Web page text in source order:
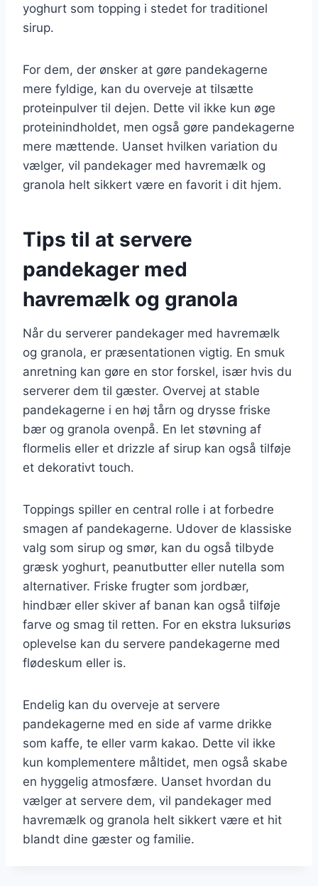
yoghurt som topping i stedet for traditionel
sirup.
For dem, der ønsker at gøre pandekagerne
mere fyldige, kan du overveje at tilsætte
proteinpulver til dejen. Dette vil ikke kun øge
proteinindholdet, men også gøre pandekagerne
mere mættende. Uanset hvilken variation du
vælger, vil pandekager med havremælk og
granola helt sikkert være en favorit i dit hjem.
Tips til at servere
pandekager med
havremælk og granola
Når du serverer pandekager med havremælk
og granola, er præsentationen vigtig. En smuk
anretning kan gøre en stor forskel, især hvis du
serverer dem til gæster. Overvej at stable
pandekagerne i en høj tårn og drysse friske
bær og granola ovenpå. En let støvning af
flormelis eller et drizzle af sirup kan også tilføje
et dekorativt touch.
Toppings spiller en central rolle i at forbedre
smagen af pandekagerne. Udover de klassiske
valg som sirup og smør, kan du også tilbyde
græsk yoghurt, peanutbutter eller nutella som
alternativer. Friske frugter som jordbær,
hindbær eller skiver af banan kan også tilføje
farve og smag til retten. For en ekstra luksuriøs
oplevelse kan du servere pandekagerne med
flødeskum eller is.
Endelig kan du overveje at servere
pandekagerne med en side af varme drikke
som kaffe, te eller varm kakao. Dette vil ikke
kun komplementere måltidet, men også skabe
en hyggelig atmosfære. Uanset hvordan du
vælger at servere dem, vil pandekager med
havremælk og granola helt sikkert være et hit
blandt dine gæster og familie.